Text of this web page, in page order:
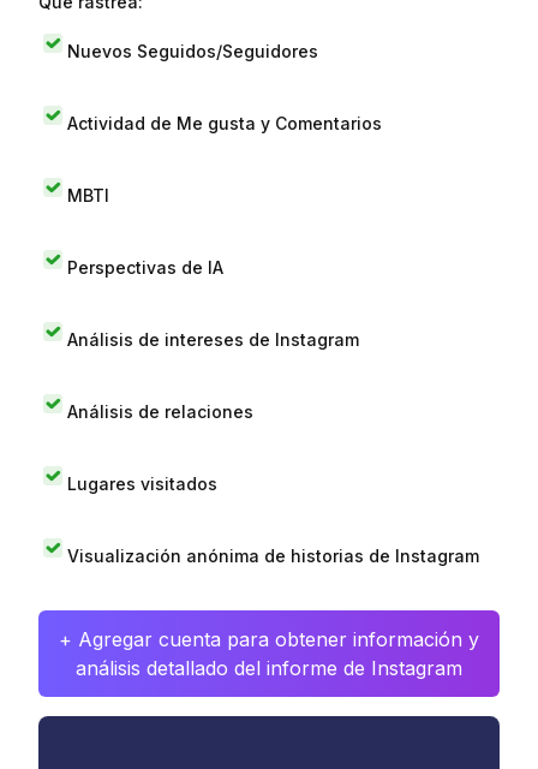
Nuevos Seguidos/Seguidores
Actividad de Me gusta y Comentarios
MBTI
Perspectivas de IA
Análisis de intereses de Instagram
Análisis de relaciones
Lugares visitados
Visualización anónima de historias de Instagram
+ Agregar cuenta para obtener información y
análisis detallado del informe de Instagram